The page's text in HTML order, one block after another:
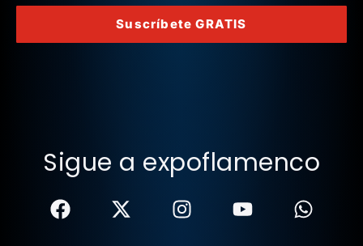
Suscríbete GRATIS
Sigue a expoflamenco